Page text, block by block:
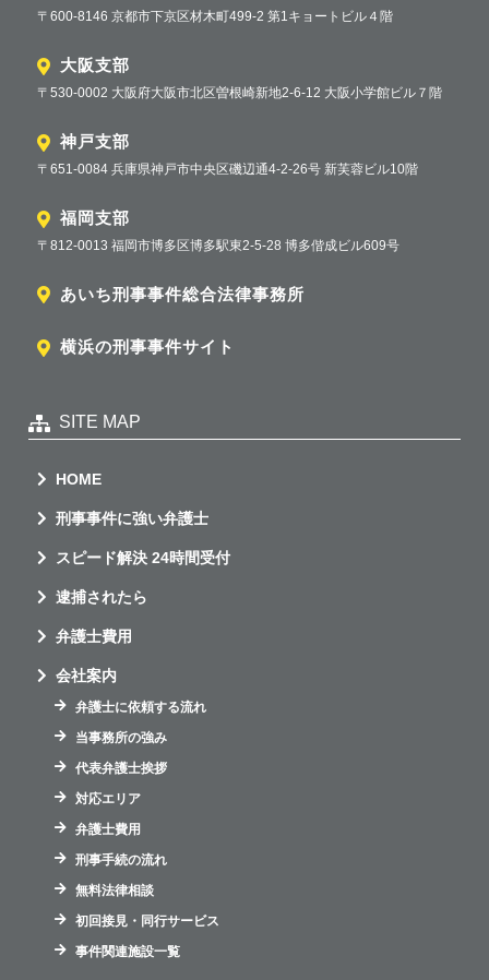
〒600-8146 京都市下京区材木町499-2 第1キョートビル４階
大阪支部
〒530-0002 大阪府大阪市北区曽根崎新地2-6-12 大阪小学館ビル７階
神戸支部
〒651-0084 兵庫県神戸市中央区磯辺通4-2-26号 新芙蓉ビル10階
福岡支部
〒812-0013 福岡市博多区博多駅東2-5-28 博多偕成ビル609号
あいち刑事事件総合法律事務所
横浜の刑事事件サイト
SITE MAP
HOME
刑事事件に強い弁護士
スピード解決 24時間受付
逮捕されたら
弁護士費用
会社案内
弁護士に依頼する流れ
当事務所の強み
代表弁護士挨拶
対応エリア
弁護士費用
刑事手続の流れ
無料法律相談
初回接見・同行サービス
事件関連施設一覧